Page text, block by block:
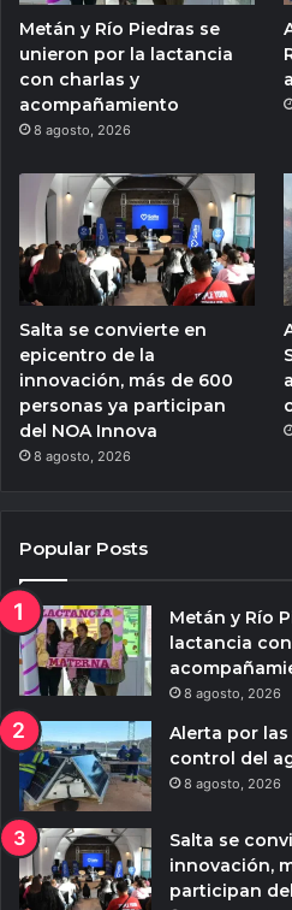
Metán y Río Piedras se
unieron por la lactancia
con charlas y
acompañamiento
8 agosto, 2026
Salta se convierte en
epicentro de la
innovación, más de 600
personas ya participan
del NOA Innova
8 agosto, 2026
Popular Posts
Metán y Río
lactancia
8 agosto, 2026
Alerta por
control del
8 agosto, 2026
Salta se
innovación,
participan